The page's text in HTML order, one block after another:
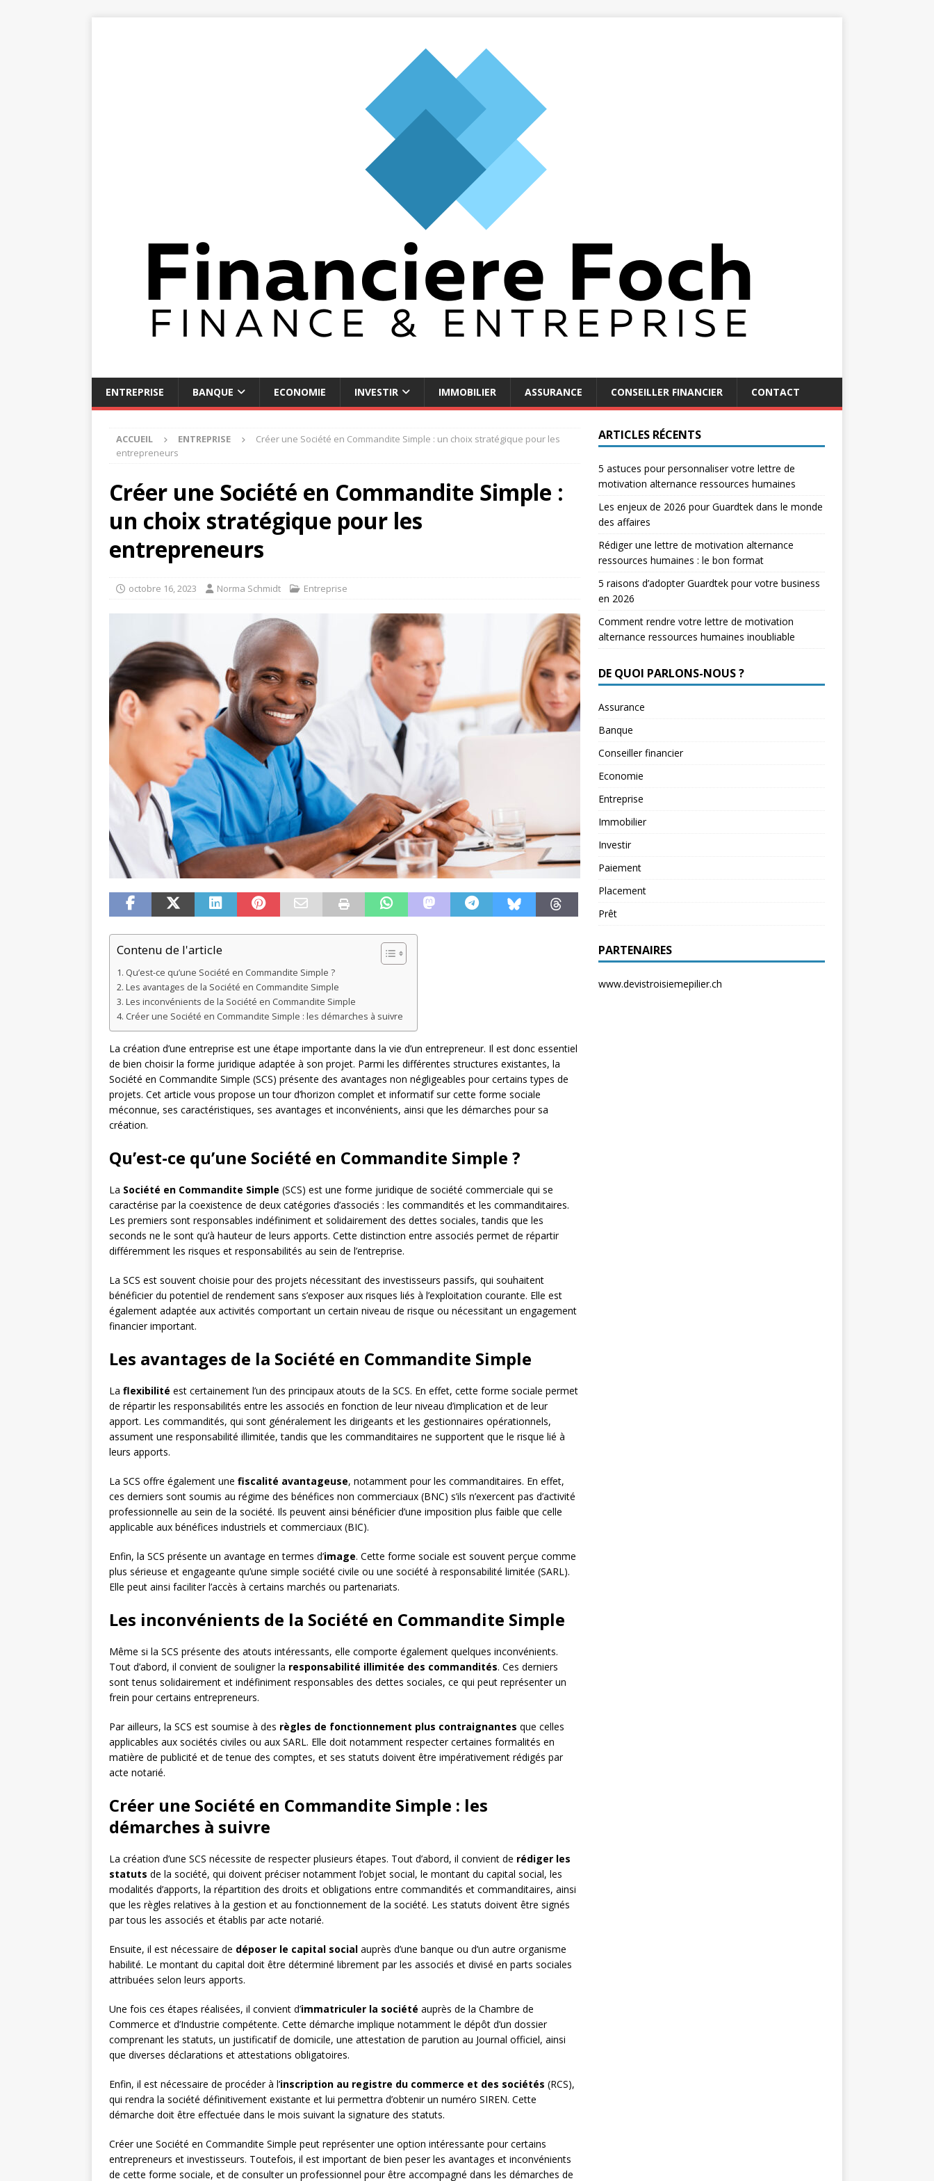
ENTREPRISE BANQUE ECONOMIE INVESTIR IMMOBILIER ASSURANCE CONSEILLER FINANCIER CONTACT
ACCUEIL ENTREPRISE
Créer une Société en Commandite Simple : un choix stratégique pour les
entrepreneurs
Créer une Société en Commandite Simple :
un choix stratégique pour les
entrepreneurs
octobre 16, 2023 Norma Schmidt Entreprise
Contenu de l'article
Qu’est-ce qu’une Société en Commandite Simple ?
Les avantages de la Société en Commandite Simple
Les inconvénients de la Société en Commandite Simple
Créer une Société en Commandite Simple : les démarches à suivre
La création d’une entreprise est une étape importante dans la vie d’un entrepreneur. Il est donc essentiel
de bien choisir la forme juridique adaptée à son projet. Parmi les différentes structures existantes, la
Société en Commandite Simple (SCS) présente des avantages non négligeables pour certains types de
projets. Cet article vous propose un tour d’horizon complet et informatif sur cette forme sociale
méconnue, ses caractéristiques, ses avantages et inconvénients, ainsi que les démarches pour sa
création.
Qu’est-ce qu’une Société en Commandite Simple ?
La Société en Commandite Simple (SCS) est une forme juridique de société commerciale qui se
caractérise par la coexistence de deux catégories d’associés : les commandités et les commanditaires.
Les premiers sont responsables indéfiniment et solidairement des dettes sociales, tandis que les
seconds ne le sont qu’à hauteur de leurs apports. Cette distinction entre associés permet de répartir
différemment les risques et responsabilités au sein de l’entreprise.
La SCS est souvent choisie pour des projets nécessitant des investisseurs passifs, qui souhaitent
bénéficier du potentiel de rendement sans s’exposer aux risques liés à l’exploitation courante. Elle est
également adaptée aux activités comportant un certain niveau de risque ou nécessitant un engagement
financier important.
Les avantages de la Société en Commandite Simple
La flexibilité est certainement l’un des principaux atouts de la SCS. En effet, cette forme sociale permet
de répartir les responsabilités entre les associés en fonction de leur niveau d’implication et de leur
apport. Les commandités, qui sont généralement les dirigeants et les gestionnaires opérationnels,
assument une responsabilité illimitée, tandis que les commanditaires ne supportent que le risque lié à
leurs apports.
La SCS offre également une fiscalité avantageuse, notamment pour les commanditaires. En effet,
ces derniers sont soumis au régime des bénéfices non commerciaux (BNC) s’ils n’exercent pas d’activité
professionnelle au sein de la société. Ils peuvent ainsi bénéficier d’une imposition plus faible que celle
applicable aux bénéfices industriels et commerciaux (BIC).
Enfin, la SCS présente un avantage en termes d’image. Cette forme sociale est souvent perçue comme
plus sérieuse et engageante qu’une simple société civile ou une société à responsabilité limitée (SARL).
Elle peut ainsi faciliter l’accès à certains marchés ou partenariats.
Les inconvénients de la Société en Commandite Simple
Même si la SCS présente des atouts intéressants, elle comporte également quelques inconvénients.
Tout d’abord, il convient de souligner la responsabilité illimitée des commandités. Ces derniers
sont tenus solidairement et indéfiniment responsables des dettes sociales, ce qui peut représenter un
frein pour certains entrepreneurs.
Par ailleurs, la SCS est soumise à des règles de fonctionnement plus contraignantes que celles
applicables aux sociétés civiles ou aux SARL. Elle doit notamment respecter certaines formalités en
matière de publicité et de tenue des comptes, et ses statuts doivent être impérativement rédigés par
acte notarié.
Créer une Société en Commandite Simple : les
démarches à suivre
La création d’une SCS nécessite de respecter plusieurs étapes. Tout d’abord, il convient de rédiger les
statuts de la société, qui doivent préciser notamment l’objet social, le montant du capital social, les
modalités d’apports, la répartition des droits et obligations entre commandités et commanditaires, ainsi
que les règles relatives à la gestion et au fonctionnement de la société. Les statuts doivent être signés
par tous les associés et établis par acte notarié.
Ensuite, il est nécessaire de déposer le capital social auprès d’une banque ou d’un autre organisme
habilité. Le montant du capital doit être déterminé librement par les associés et divisé en parts sociales
attribuées selon leurs apports.
Une fois ces étapes réalisées, il convient d’immatriculer la société auprès de la Chambre de
Commerce et d’Industrie compétente. Cette démarche implique notamment le dépôt d’un dossier
comprenant les statuts, un justificatif de domicile, une attestation de parution au Journal officiel, ainsi
que diverses déclarations et attestations obligatoires.
Enfin, il est nécessaire de procéder à l’inscription au registre du commerce et des sociétés (RCS),
qui rendra la société définitivement existante et lui permettra d’obtenir un numéro SIREN. Cette
démarche doit être effectuée dans le mois suivant la signature des statuts.
Créer une Société en Commandite Simple peut représenter une option intéressante pour certains
entrepreneurs et investisseurs. Toutefois, il est important de bien peser les avantages et inconvénients
de cette forme sociale, et de consulter un professionnel pour être accompagné dans les démarches de
ARTICLES RÉCENTS
5 astuces pour personnaliser votre lettre de
motivation alternance ressources humaines
Les enjeux de 2026 pour Guardtek dans le monde
des affaires
Rédiger une lettre de motivation alternance
ressources humaines : le bon format
5 raisons d’adopter Guardtek pour votre business
en 2026
Comment rendre votre lettre de motivation
alternance ressources humaines inoubliable
DE QUOI PARLONS-NOUS ?
Assurance
Banque
Conseiller financier
Economie
Entreprise
Immobilier
Investir
Paiement
Placement
Prêt
PARTENAIRES
www.devistroisiemepilier.ch